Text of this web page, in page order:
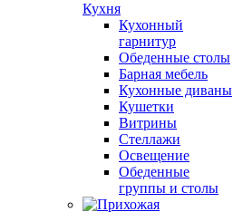
Кухня
Кухонный
гарнитур
Обеденные столы
Барная мебель
Кухонные диваны
Кушетки
Витрины
Стеллажи
Освещение
Обеденные
группы и столы